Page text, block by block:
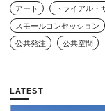
アート トライアル・
スモールコンセッション
公共発注 公共空間
LATEST